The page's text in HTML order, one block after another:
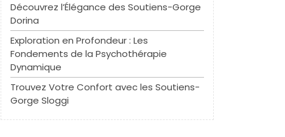
Découvrez l’Élégance des Soutiens-Gorge
Dorina
Exploration en Profondeur : Les
Fondements de la Psychothérapie
Dynamique
Trouvez Votre Confort avec les Soutiens-
Gorge Sloggi